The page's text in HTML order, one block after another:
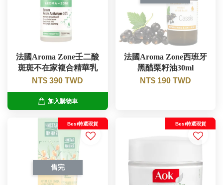
法國Aroma Zone壬二酸
斑斑不在家複合精華乳
NT$ 390 TWD
加入購物車
法國Aroma Zone西班牙
黑醋栗籽油30ml
NT$ 190 TWD
售完
Best特選現貨 Best特選現貨